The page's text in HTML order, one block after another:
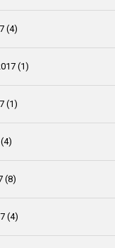
(4)
(1)
(1)
(4)
(8)
(4)